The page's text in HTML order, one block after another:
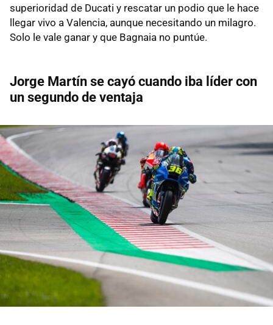
superioridad de Ducati y rescatar un podio que le hace
llegar vivo a Valencia, aunque necesitando un milagro.
Solo le vale ganar y que Bagnaia no puntúe.
Jorge Martín se cayó cuando iba líder con
un segundo de ventaja